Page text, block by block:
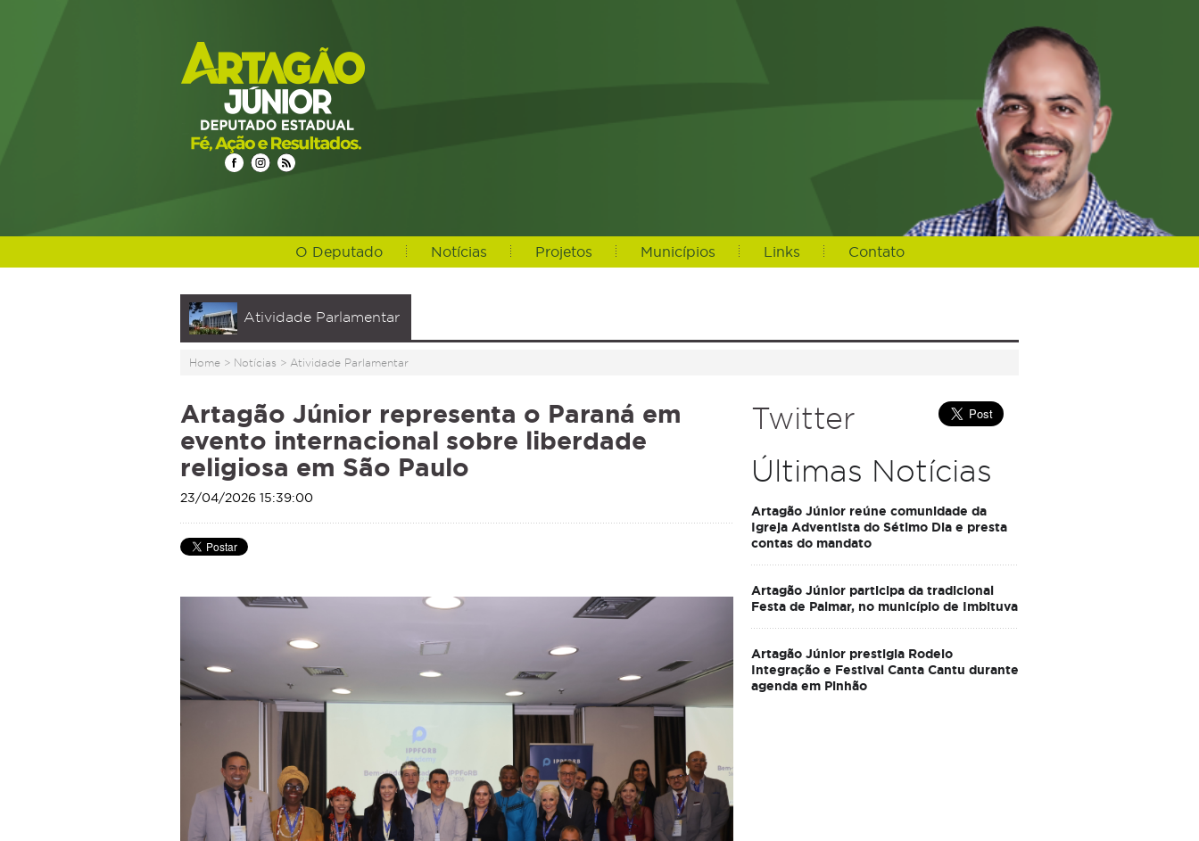
O Deputado Notícias Projetos Municípios Links Contato
Atividade Parlamentar
Home > Notícias > Atividade Parlamentar
Artagão Júnior representa o Paraná em
evento internacional sobre liberdade
religiosa em São Paulo
23/04/2026 15:39:00
Twitter
Últimas Notícias
Artagão Júnior reúne comunidade da
Igreja Adventista do Sétimo Dia e presta
contas do mandato
Artagão Júnior participa da tradicional
Festa de Palmar, no município de Imbituva
Artagão Júnior prestigia Rodeio
Integração e Festival Canta Cantu durante
agenda em Pinhão